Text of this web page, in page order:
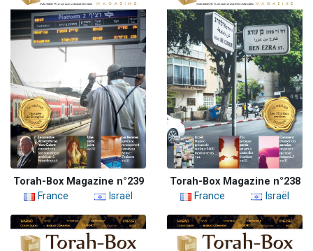
Torah-Box Magazine n°239
France
Israël
Torah-Box Magazine n°238
France
Israël